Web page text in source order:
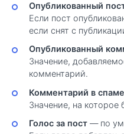
Опубликованный
Если пост
если снят с
Опубликованный
Значение,
комментарий.
Комментарий в спаме
Значение, на которое
Голос за пост— по